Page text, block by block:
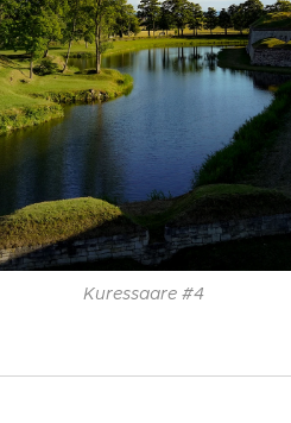
Kuressaare #4